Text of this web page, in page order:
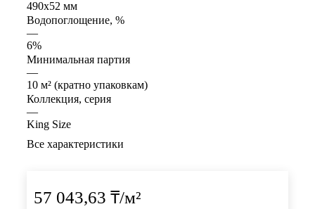
490х52 мм
Водопоглощение, %
—
6%
Минимальная партия
—
10 м² (кратно упаковкам)
Коллекция, серия
—
King Size
Все характеристики
57 043,63 ₸/м²